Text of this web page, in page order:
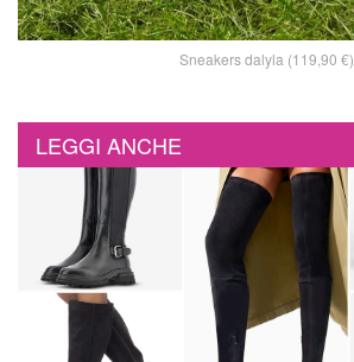
Sneakers dalyla (119,90 €)
LEGGI ANCHE